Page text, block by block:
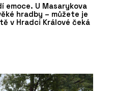
emoce. U Masarykova
hradby – můžete je
v Hradci Králové čeká